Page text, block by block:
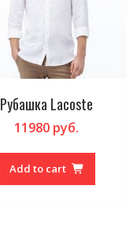
Рубашка Lacoste
11980 руб.
Add to cart